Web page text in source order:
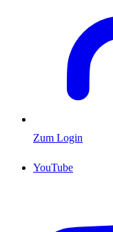
Zum Login
YouTube